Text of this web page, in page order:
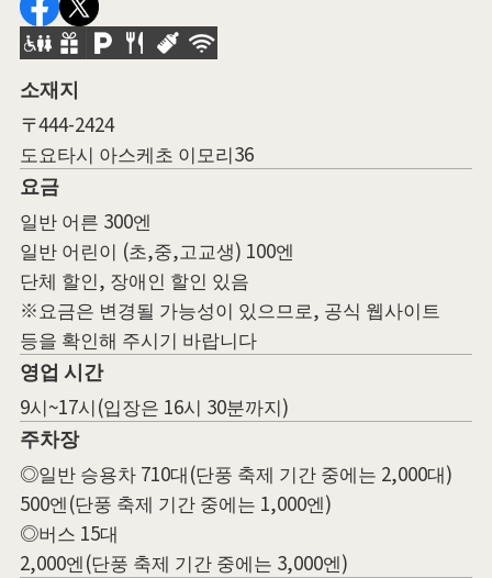
소재지
〒444-2424
도요타시 아스케초 이모리36
요금
일반 어른 300엔
일반 어린이 (초,중,고교생) 100엔
단체 할인, 장애인 할인 있음
※요금은 변경될 가능성이 있으므로, 공식 웹사이트
등을 확인해 주시기 바랍니다
영업 시간
9시~17시(입장은 16시 30분까지)
주차장
◎일반 승용차 710대(단풍 축제 기간 중에는 2,000대)
500엔(단풍 축제 기간 중에는 1,000엔)
◎버스 15대
2,000엔(단풍 축제 기간 중에는 3,000엔)